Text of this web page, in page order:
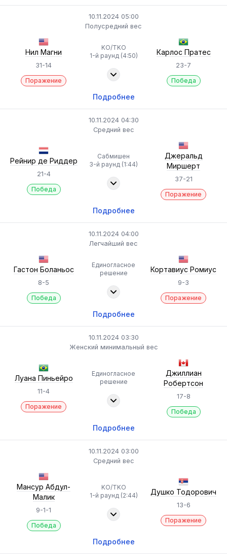
10.11.2024 05:00
Полусредний вес
Нил Магни
31-14
Поражение
KO/TKO
1-й раунд (4:50)
Карлос Пратес
23-7
Победа
Подробнее
10.11.2024 04:30
Средний вес
Рейнир де Риддер
21-4
Победа
Сабмишен
3-й раунд (1:44)
Джеральд
Миршерт
37-21
Поражение
Подробнее
10.11.2024 04:00
Легчайший вес
Гастон Боланьос
8-5
Победа
Единогласное
решение
Кортавиус Ромиус
9-3
Поражение
Подробнее
10.11.2024 03:30
Женский минимальный вес
Луана Пиньейро
11-4
Поражение
Единогласное
решение
Джиллиан
Робертсон
17-8
Победа
Подробнее
10.11.2024 03:00
Средний вес
Мансур Абдул-
Малик
9-1-1
Победа
KO/TKO
1-й раунд (2:44)
Душко Тодорович
13-6
Поражение
Подробнее